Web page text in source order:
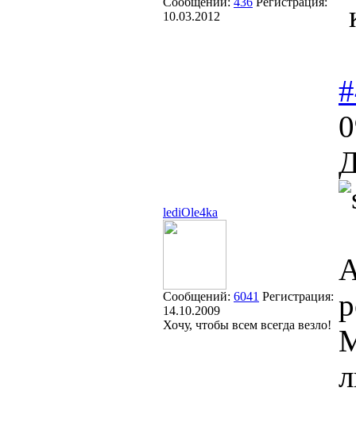
10.03.2012
lediOle4ka
Сообщений: 6041 Регистрация:
14.10.2009
Хочу, чтобы всем всегда везло!